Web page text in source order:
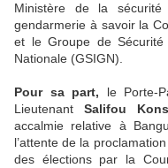
Ministère de la
gendarmerie à savoir la
et le Groupe de Sécurité
Nationale (GSIGN).
Pour sa part, le Porte-
LieutenantSalifou
accalmie relative à
l’attente de la
des élections par la